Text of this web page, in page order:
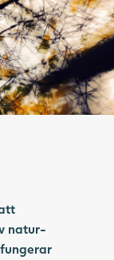
natur-